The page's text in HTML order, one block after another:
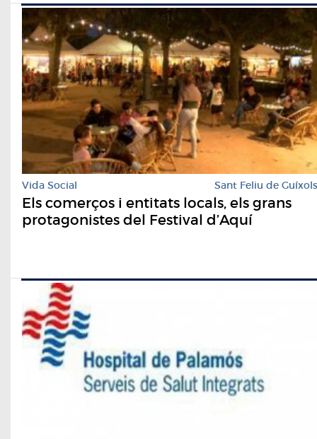
Vida Social Sant Feliu de Guíxols
Els comerços i entitats locals, els grans
protagonistes del Festival d’Aquí